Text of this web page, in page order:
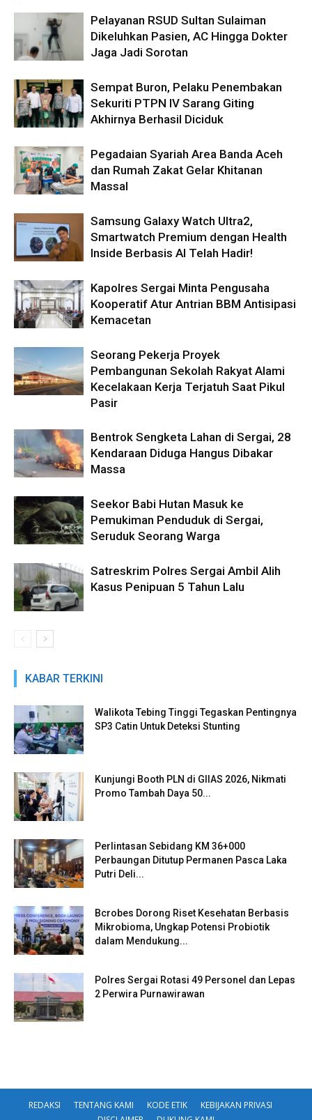
Pelayanan RSUD Sultan Sulaiman
Dikeluhkan Pasien, AC Hingga Dokter
Jaga Jadi Sorotan
Sempat Buron, Pelaku Penembakan
Sekuriti PTPN IV Sarang Giting
Akhirnya Berhasil Diciduk
Pegadaian Syariah Area Banda Aceh
dan Rumah Zakat Gelar Khitanan
Massal
Samsung Galaxy Watch Ultra2,
Smartwatch Premium dengan Health
Inside Berbasis AI Telah Hadir!
Kapolres Sergai Minta Pengusaha
Kooperatif Atur Antrian BBM Antisipasi
Kemacetan
Seorang Pekerja Proyek
Pembangunan Sekolah Rakyat Alami
Kecelakaan Kerja Terjatuh Saat Pikul
Pasir
Bentrok Sengketa Lahan di Sergai, 28
Kendaraan Diduga Hangus Dibakar
Massa
Seekor Babi Hutan Masuk ke
Pemukiman Penduduk di Sergai,
Seruduk Seorang Warga
Satreskrim Polres Sergai Ambil Alih
Kasus Penipuan 5 Tahun Lalu
KABAR TERKINI
Walikota Tebing Tinggi Tegaskan Pentingnya
SP3 Catin Untuk Deteksi Stunting
Kunjungi Booth PLN di GIIAS 2026, Nikmati
Promo Tambah Daya 50...
Perlintasan Sebidang KM 36+000
Perbaungan Ditutup Permanen Pasca Laka
Putri Deli...
Bcrobes Dorong Riset Kesehatan Berbasis
Mikrobioma, Ungkap Potensi Probiotik
dalam Mendukung...
Polres Sergai Rotasi 49 Personel dan Lepas
2 Perwira Purnawirawan
REDAKSI TENTANG KAMI KODE ETIK
KEBIJAKAN PRIVASI